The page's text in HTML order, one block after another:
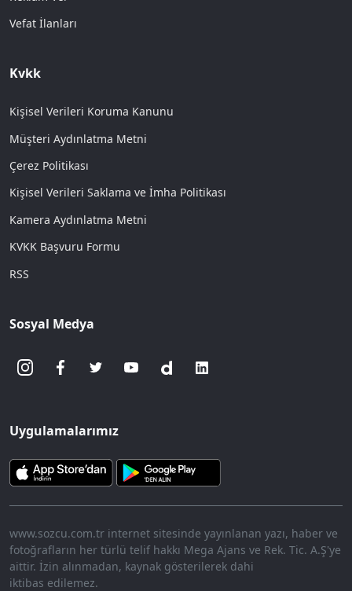
Vefat İlanları
Kvkk
Kişisel Verileri Koruma Kanunu
Müşteri Aydınlatma Metni
Çerez Politikası
Kişisel Verileri Saklama ve İmha Politikası
Kamera Aydınlatma Metni
KVKK Başvuru Formu
RSS
Sosyal Medya
Uygulamalarımız
www.sozcu.com.tr internet sitesinde yayınlanan yazı, haber ve
fotoğrafların her türlü telif hakkı Mega Ajans ve Rek. Tic. A.Ş'ye
aittir. İzin alınmadan, kaynak gösterilerek dahi
iktibas edilemez.